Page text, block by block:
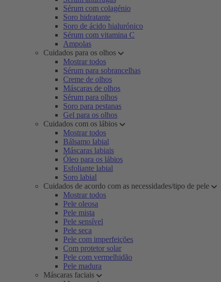
Sérum com colagénio
Soro hidratante
Soro de ácido hialurónico
Sérum com vitamina C
Ampolas
Cuidados para os olhos
Mostrar todos
Sérum para sobrancelhas
Creme de olhos
Máscaras de olhos
Sérum para olhos
Soro para pestanas
Gel para os olhos
Cuidados com os lábios
Mostrar todos
Bálsamo labial
Máscaras labiais
Óleo para os lábios
Esfoliante labial
Soro labial
Cuidados de acordo com as necessidades/tipo de pele
Mostrar todos
Pele oleosa
Pele mista
Pele sensível
Pele seca
Pele com imperfeições
Com protetor solar
Pele com vermelhidão
Pele madura
Máscaras faciais